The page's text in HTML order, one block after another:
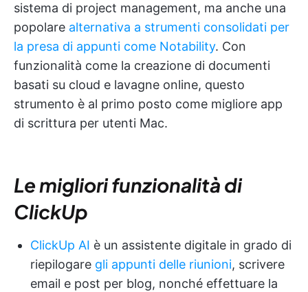
sistema di project management, ma anche una
popolare alternativa a strumenti consolidati per
la presa di appunti come Notability. Con
funzionalità come la creazione di documenti
basati su cloud e lavagne online, questo
strumento è al primo posto come migliore app
di scrittura per utenti Mac.
Le migliori funzionalità di
ClickUp
ClickUp AI è un assistente digitale in grado di
riepilogare gli appunti delle riunioni, scrivere
email e post per blog, nonché effettuare la